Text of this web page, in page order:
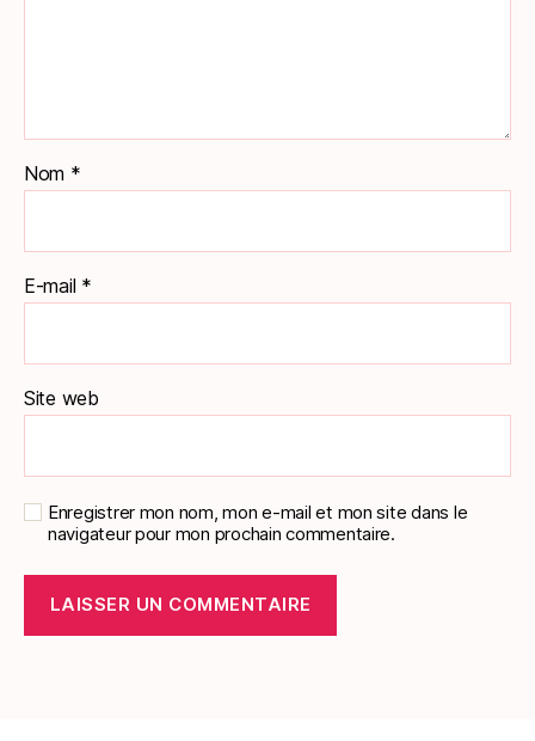
Nom *
E-mail *
Site web
Enregistrer mon nom, mon e-mail et mon site dans le
navigateur pour mon prochain commentaire.